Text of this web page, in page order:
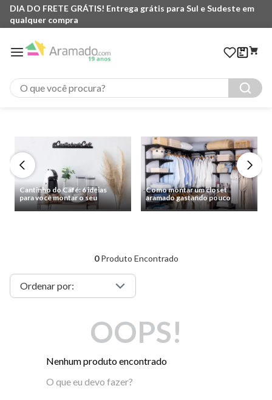
DIA DO FRETE GRÁTIS! Entrega grátis para Sul e Sudeste em
qualquer compra
O que você procura?
Cantinho do Café: 6 ideias
para você montar o seu
Como montar um closet
aramado gastando pouco
0Produto Encontrado
OOPS!
Nenhum produto encontrado
O que eu devo fazer?